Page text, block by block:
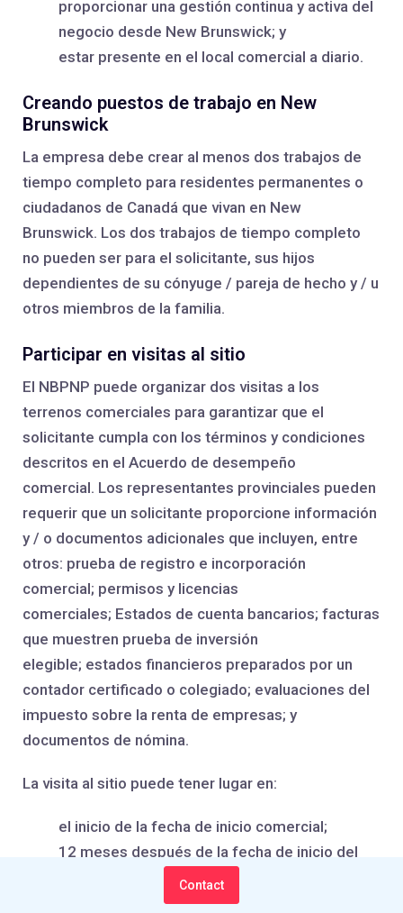
proporcionar una gestión continua y activa del
negocio desde New Brunswick; y
estar presente en el local comercial a diario.
Creando puestos de trabajo en New
Brunswick
La empresa debe crear al menos dos trabajos de
tiempo completo para residentes permanentes o
ciudadanos de Canadá que vivan en New
Brunswick. Los dos trabajos de tiempo completo
no pueden ser para el solicitante, sus hijos
dependientes de su cónyuge / pareja de hecho y / u
otros miembros de la familia.
Participar en visitas al sitio
El NBPNP puede organizar dos visitas a los
terrenos comerciales para garantizar que el
solicitante cumpla con los términos y condiciones
descritos en el Acuerdo de desempeño
comercial. Los representantes provinciales pueden
requerir que un solicitante proporcione información
y / o documentos adicionales que incluyen, entre
otros: prueba de registro e incorporación
comercial; permisos y licencias
comerciales; Estados de cuenta bancarios; facturas
que muestren prueba de inversión
elegible; estados financieros preparados por un
contador certificado o colegiado; evaluaciones del
impuesto sobre la renta de empresas; y
documentos de nómina.
La visita al sitio puede tener lugar en:
el inicio de la fecha de inicio comercial;
12 meses después de la fecha de inicio del
la fecha en que el departamento recibe su
Contact